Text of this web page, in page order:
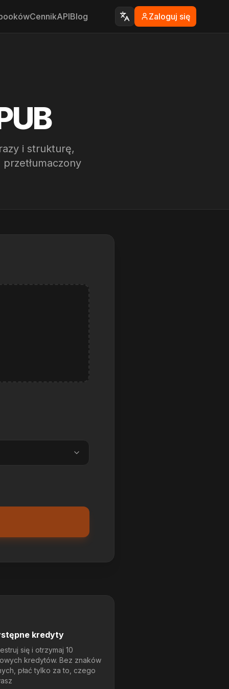
CennikAPIBlog Zaloguj się
i strukturę,
kredyty
się i otrzymaj 10
kredytów. Bez znaków
płać tylko za to, czego